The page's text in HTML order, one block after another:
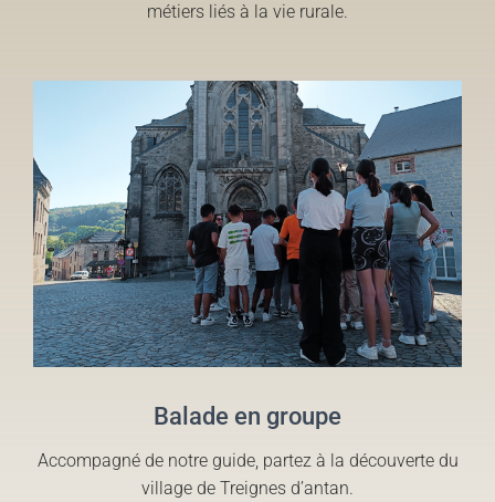
métiers liés à la vie rurale.
Balade en groupe
Accompagné de notre guide, partez à la découverte du
village de Treignes d’antan.